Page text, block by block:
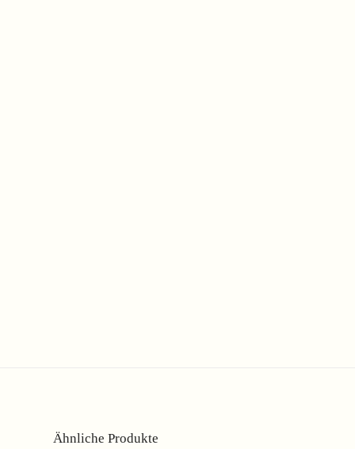
Ähnliche Produkte